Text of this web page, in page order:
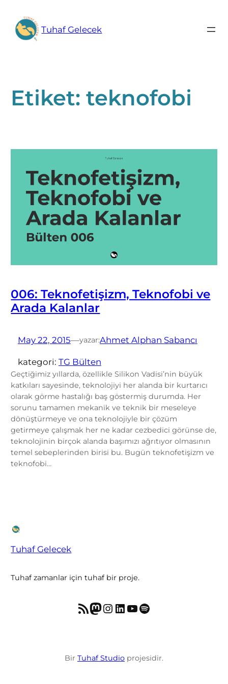
geç
Tuhaf Gelecek
Etiket:teknofobi
006: Teknofetişizm, Teknofobi ve
Arada Kalanlar
May 22, 2015—yazar:Ahmet Alphan Sabancı
kategori: TG Bülten
Geçtiğimiz yıllarda, özellikle Silikon Vadisi’nin büyük
katkıları sayesinde, teknolojiyi her alanda bir kurtarıcı
olarak görme hastalığı baş göstermiş durumda. Her
sorunu tamamen mekanik ve teknik bir meseleye
dönüştürmeye ve ona teknolojiyle bir çözüm
getirmeye çalışmak her ne kadar cezbedici görünse de,
teknolojinin birçok alanda başımızı ağrıtıyor olmasının
temel sebeplerinden birisi bu. Bugün teknofetişizm ve
teknofobi…
Tuhaf Gelecek
Tuhaf zamanlar için tuhaf bir proje.
RSS akışı Mastodon Instagram LinkedIn YouTube Spotify
Bir Tuhaf Studio projesidir.